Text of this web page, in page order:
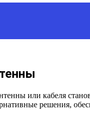
или кабеля
решения,